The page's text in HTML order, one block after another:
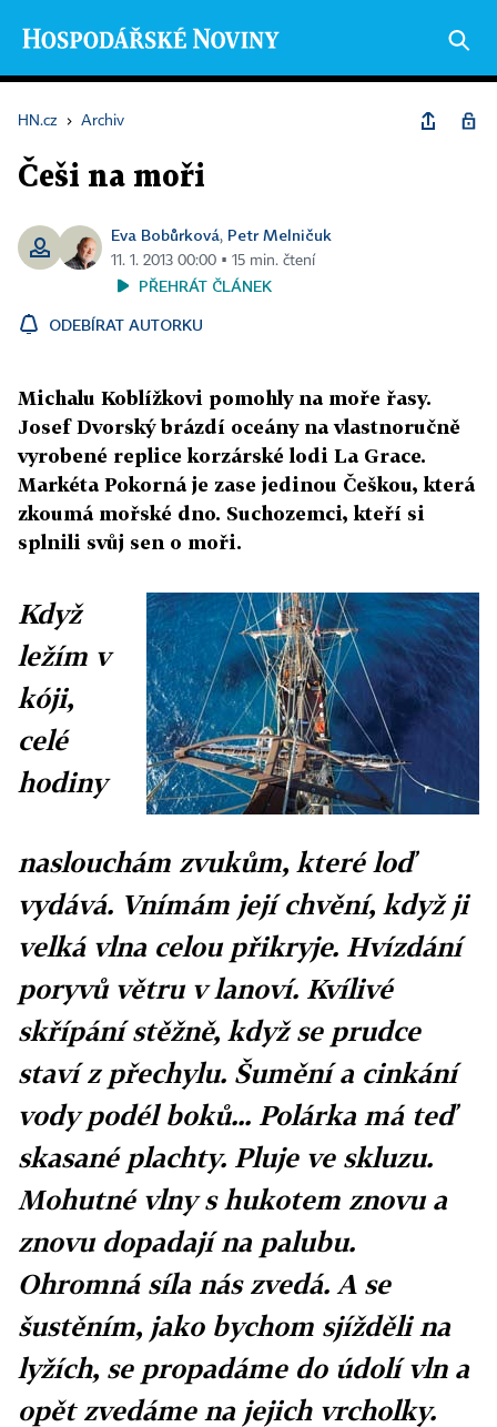
HN.cz › Archiv
Češi na moři
Eva Bobůrková, Petr Melničuk
11. 1. 2013 00:00 ▪ 15 min. čtení
PŘEHRÁT ČLÁNEK
ODEBÍRAT AUTORKU
Michalu Koblížkovi pomohly na moře řasy.
Josef Dvorský brázdí oceány na vlastnoručně
vyrobené replice korzárské lodi La Grace.
Markéta Pokorná je zase jedinou Češkou, která
zkoumá mořské dno. Suchozemci, kteří si
splnili svůj sen o moři.
Když
ležím v
kóji,
celé
hodiny
naslouchám zvukům, které loď
vydává. Vnímám její chvění, když ji
velká vlna celou přikryje. Hvízdání
poryvů větru v lanoví. Kvílivé
skřípání stěžně, když se prudce
staví z přechylu. Šumění a cinkání
vody podél boků... Polárka má teď
skasané plachty. Pluje ve skluzu.
Mohutné vlny s hukotem znovu a
znovu dopadají na palubu.
Ohromná síla nás zvedá. A se
šustěním, jako bychom sjížděli na
lyžích, se propadáme do údolí vln a
opět zvedáme na jejich vrcholky.